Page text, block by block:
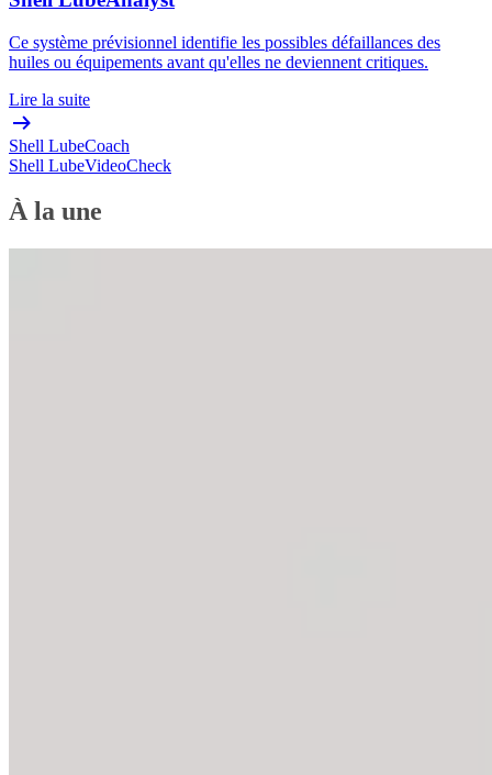
Ce système prévisionnel identifie les possibles défaillances des
huiles ou équipements avant qu'elles ne deviennent critiques.
Lire la suite
Shell LubeCoach
Shell LubeVideoCheck
À la une